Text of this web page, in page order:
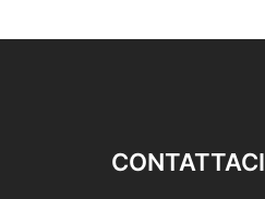
CONTATTACI